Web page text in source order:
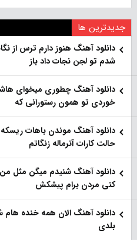
جدیدترین ها
دانلود آهنگ هنو‌ز دارم ترس از
شدم تو لجن نجات داد باز
دانلود آهنگ چطوری میخوای
خوردی تو همون رستورانی که
دانلود آهنگ موندن باهات
حالت کارات آنرماله زنگاتم
دانلود آهنگ شنیدم میگن مثل
کنی مردن برام پیشکش
دانلود آهنگ الان همه خنده هام
بلدی